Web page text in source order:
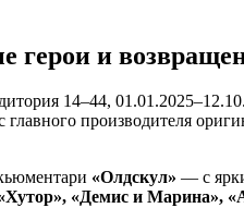
герои и
14–44,
главного производителя
«Олдскул» — с
«Демис и Марина»,